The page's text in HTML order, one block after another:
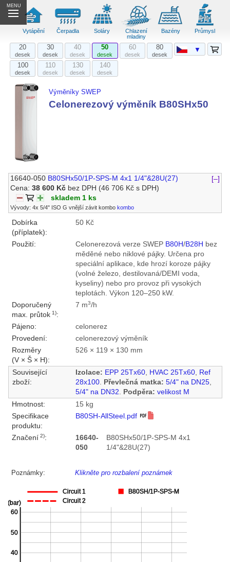
MENU
Vytápění Čerpadla Soláry
Chlazení
mladiny
Bazény Průmysl
20
desek
30
desek
40
desek
50
desek
60
desek
80
desek
100
desek
110
desek
130
desek
140
desek
Výměníky SWEP
Celonerezový výměník B80SHx50
16640-050 B80SHx50/1P-SPS-M 4x1 1/4"&28U(27)
[–]
Cena:38 600 Kč bez DPH (46 706 Kč s DPH)
skladem 1 ks
Vývody: 4x 5/4" ISO G vnější závit kombo kombo
Dobírka
(příplatek):
50 Kč
Použití: Celonerezová verze SWEP B80H/B28H bez
měděné nebo niklové pájky. Určena pro
speciální aplikace, kde hrozí koroze pájky
(volné železo, destilovaná/DEMI voda,
kyseliny) nebo pro provoz při vysokých
teplotách. Výkon 120–250 kW.
Doporučený
max. průtok1):
7 m3/h
Pájeno:
celonerez
Provedení:
celonerezový výměník
Rozměry
(V × Š × H):
526 × 119 × 130 mm
Související
zboží:
Izolace: EPP 25Tx60, HVAC 25Tx60, Ref
28x100. Převlečná matka: 5/4" na DN25,
5/4" na DN32. Podpěra: velikost M
Hmotnost:
15 kg
Specifikace
produktu:
B80SH-AllSteel.pdf
Značení2):
16640-
050
B80SHx50/1P-SPS-M 4x1
1/4"&28U(27)
Poznámky: Klikněte pro rozbalení poznámek
▼